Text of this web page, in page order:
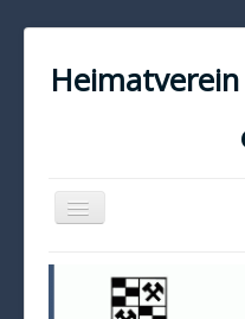
Navigation
an/aus
KONTAKT